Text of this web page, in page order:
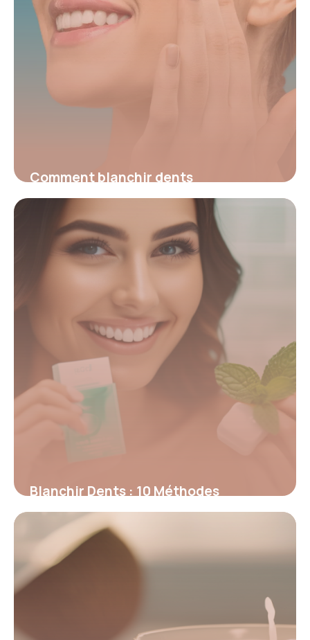
Comment blanchir dents
naturellement : 6 astuces
25 mai 2026
Blanchir Dents : 10 Méthodes
Efficaces 2026
2 mai 2026